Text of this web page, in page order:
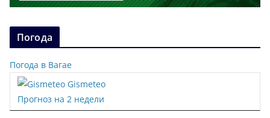
Погода
Погода в Вагае
Gismeteo
Прогноз на 2 недели